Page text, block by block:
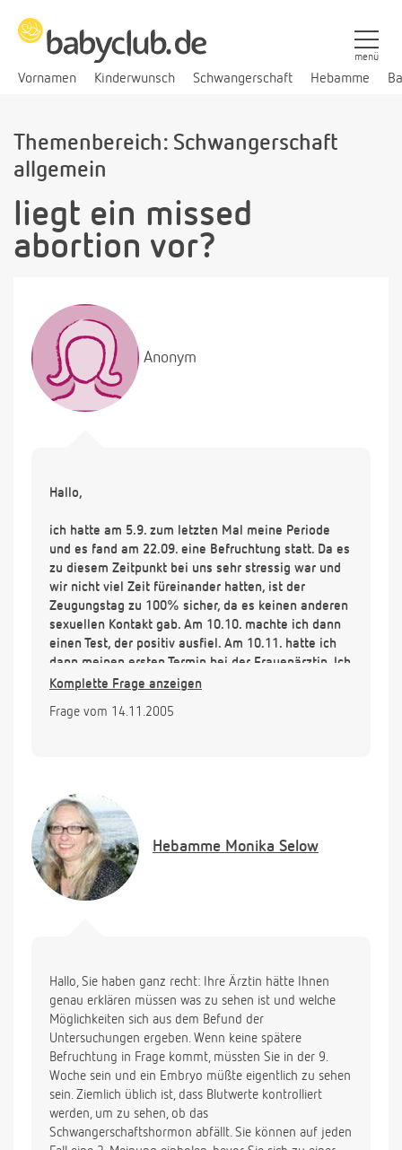
Vornamen Kinderwunsch Schwangerschaft Hebamme
menü
Themenbereich: Schwangerschaft
allgemein
liegt ein missed
abortion vor?
Anonym
Hallo,
ich hatte am 5.9. zum letzten Mal meine Periode
und es fand am 22.09. eine Befruchtung statt. Da es
zu diesem Zeitpunkt bei uns sehr stressig war und
wir nicht viel Zeit füreinander hatten, ist der
Zeugungstag zu 100% sicher, da es keinen anderen
sexuellen Kontakt gab. Am 10.10. machte ich dann
einen Test, der positiv ausfiel. Am 10.11. hatte ich
dann meinen ersten Termin bei der Frauenärztin. Ich
berichtete ihr von meinem "Verdacht" schwanger zu
Abstrich etc. Meine Gebärmutter war vergrößert,
und sagte nichts mehr.
Sie bat mich, mich wieder anzuziehen und ins
Sprechzimmer zu kommen. Dort fragte sie mich, wie
lange ich gebraucht hätte, um schwanger zu werden
(waren ca. 6 Monate), und erklärte mir dann, dass
es sich wohl um eine missed abortion handeln
nach zwar auf dem US weder ein Embryo+
Herztätigkeit deutlich zu sehen war, anderseits sie
mir aber auch nicht sagte, dass keiner vorhanden
wäre. Sie sagte lediglich etwas von
Entwicklungsverzögerung. Ich weiß jetzt weder, ob
der Embryo lebt oder nicht, ob er nur in der
Entwicklung zurück ist, oder was ich von ihrer
Aussage halten soll. Reicht ein solcher Befund
wirklich aus, um eine Ausschabung durchführen zu
Komplette Frage anzeigen
Frage vom 14.11.2005
Hebamme Monika Selow
Hallo, Sie haben ganz recht: Ihre Ärztin hätte Ihnen
genau erklären müssen was zu sehen ist und welche
Möglichkeiten sich aus dem Befund der
Untersuchungen ergeben. Wenn keine spätere
Befruchtung in Frage kommt, müssten Sie in der 9.
Woche sein und ein Embryo müßte eigentlich zu sehen
sein. Ziemlich üblich ist, dass Blutwerte kontrolliert
werden, um zu sehen, ob das
Schwangerschaftshormon abfällt. Sie können auf jeden